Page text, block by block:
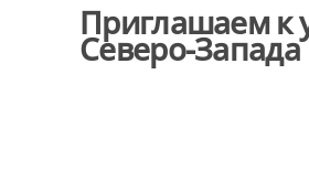
Приглашаем к
Северо-